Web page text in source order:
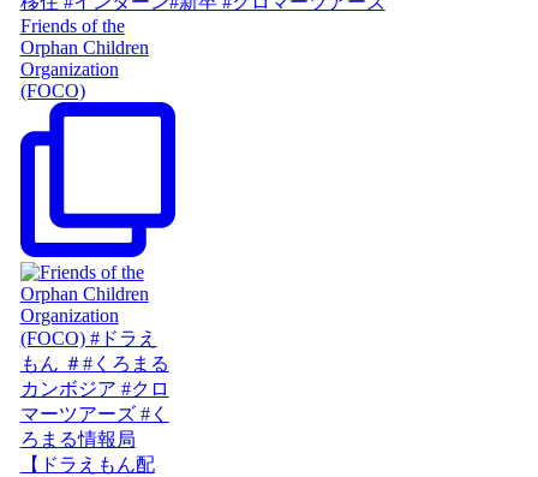
Friends of the
Orphan Children
Organization
(FOCO)
【ドラえもん配